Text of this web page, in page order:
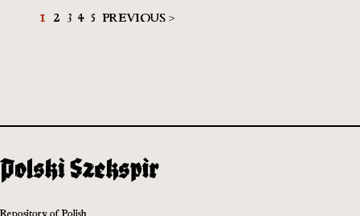
1 2 3 4 5 PREVIOUS >
Repository of Polish